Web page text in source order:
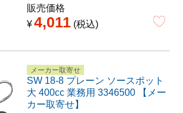
販売価格
¥4,011 税込
メーカー取寄せ
SW 18-8 プレーン ソースポット
大 400cc 業務用 3346500 【メー
カー取寄せ】